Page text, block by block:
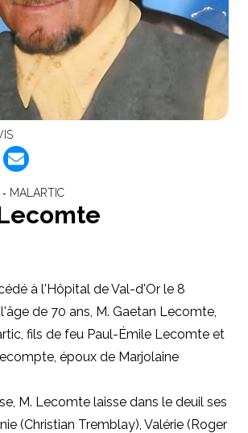
MALARTIC
à l'Hôpital de Val-d'Or le 8
de 70 ans, M. Gaetan Lecomte,
fils de feu Paul-Émile Lecomte et
époux de Marjolaine
M. Lecomte laisse dans le deuil ses
(Christian Tremblay), Valérie (Roger